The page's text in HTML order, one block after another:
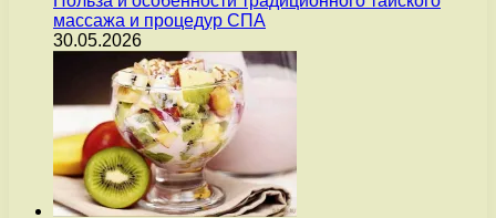
массажа и процедур СПА
30.05.2026